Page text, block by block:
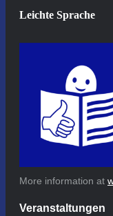
Leichte Sprache
More information at
Veranstaltungen